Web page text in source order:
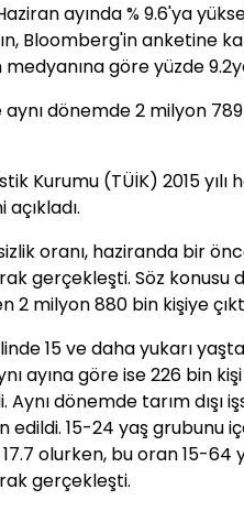
ayında % 9.6'ya
Bloomberg'in anketine
göre yüzde
aynı dönemde 2 milyon
Kurumu (TÜİK) 2015 yılı
oranı, haziranda bir
gerçekleşti. Söz konusu
2 milyon 880 bin kişiye
15 ve daha yukarı
ayına göre ise 226 bin
dönemde tarım dışı
15-24 yaş grubunu
olurken, bu oran 15-64
gerçekleşti.